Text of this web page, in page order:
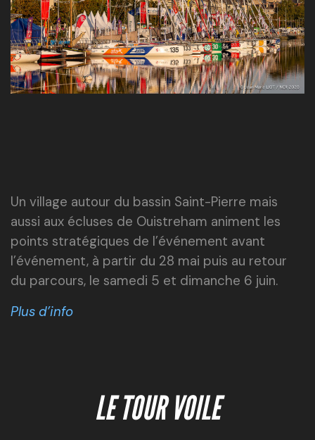
Un village autour du bassin Saint-Pierre mais
aussi aux écluses de Ouistreham animent les
points stratégiques de l’événement avant
l’événement, à partir du 28 mai puis au retour
du parcours, le samedi 5 et dimanche 6 juin.
Plus d’info
LE TOUR VOILE